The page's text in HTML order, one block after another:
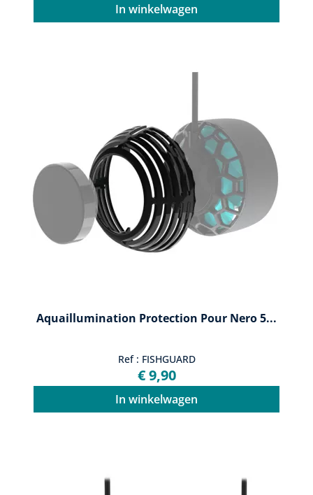
In winkelwagen
Aquaillumination Protection Pour Nero 5...
Ref : FISHGUARD
€ 9,90
In winkelwagen